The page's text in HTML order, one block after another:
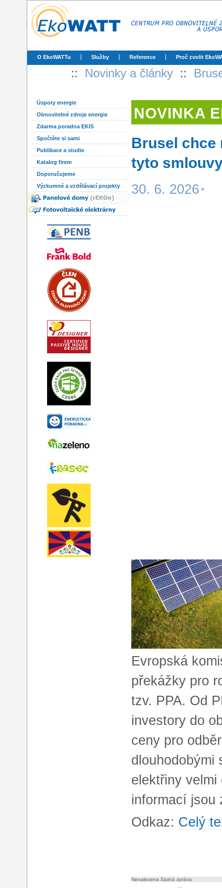
O EkoWATTu Služby Reference Proč zvolit
:: Novinky a články ::
Úspory energie
Obnovitelné zdroje energie
Zdarma poradna EKIS
Spočtěte si sami
Publikace a studie
Katalog firem
Doporučujeme
Výzkumné a vzdělávací projekty
NOVINKA
Brusel chce
tyto
30. 6. 2026
Evropská
překážky pro
tzv. PPA. Od
investory do
ceny pro
dlouhodobými
elektřiny
informací
Odkaz: Celý
Nenalezena žádná zpráva